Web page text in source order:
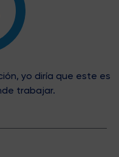
yo diría que este es
trabajar.